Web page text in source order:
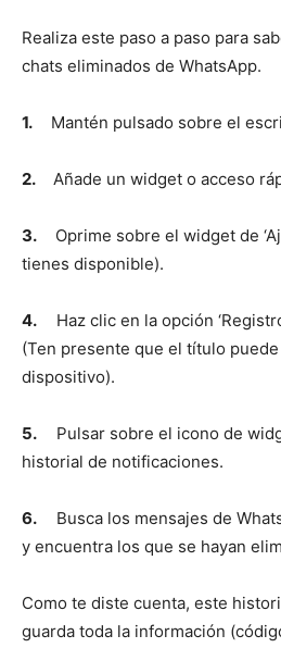
Realiza este paso a paso para
chats eliminados de WhatsApp.
1. Mantén pulsado sobre el
2. Añade un widget o acceso
3.
Oprime sobre el widget de
tienes disponible).
4.
Haz clic en la opción
(Ten presente que el título
dispositivo).
5.
Pulsar sobre el icono de
historial de notificaciones.
6.
Busca los mensajes de
y encuentra los que se hayan
Como te diste cuenta, este
guarda toda la información